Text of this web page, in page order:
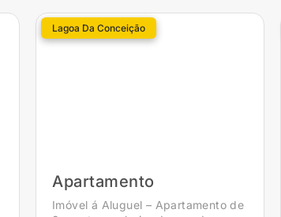
Lagoa Da Conceição
Apartamento
Imóvel á Aluguel – Apartamento de